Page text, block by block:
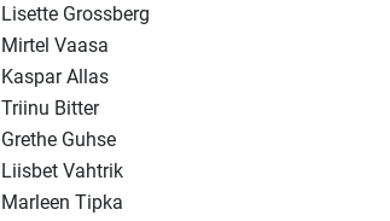
Lisette Grossberg
Mirtel Vaasa
Kaspar Allas
Triinu Bitter
Grethe Guhse
Liisbet Vahtrik
Marleen Tipka